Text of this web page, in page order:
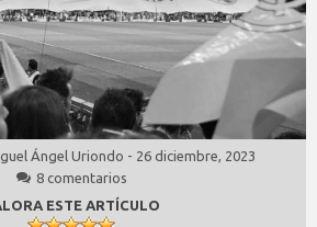
Ángel Uriondo - 26 diciembre, 2023
8 comentarios
ESTE ARTÍCULO